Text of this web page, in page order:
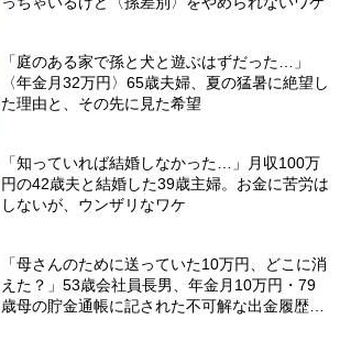
「庭のある家で孫と犬と遊ぶはずだった…」
〈年金月32万円〉65歳夫婦、夏の猛暑に絶望し
た理由と、その先に見た希望
「知っていれば結婚しなかった…」月収100万
円の42歳夫と結婚した39歳主婦。お金に苦労は
しないが、ウンザリなワケ
「母さんのために送っていた10万円、どこに消
えた？」53歳会社員長男、年金月10万円・79
歳母の貯金通帳に記された不可解な出金履歴に